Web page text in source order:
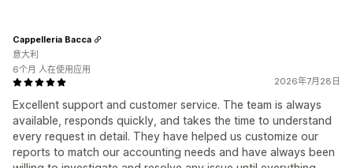
2026年7月28日
Excellent support and customer service. The team is always
available, responds quickly, and takes the time to understand
every request in detail. They have helped us customize our
reports to match our accounting needs and have always been
Cappelleria Bacca
意大利
6个月 人在使用应用